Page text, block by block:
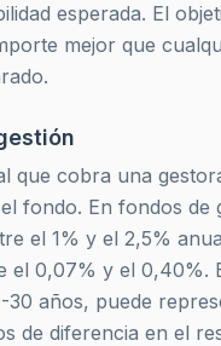
esperada. El
mejor que
que cobra una
fondo. En fondos de
el 1% y el 2,5%
el 0,07% y el 0,40%.
30 años, puede
de diferencia en el